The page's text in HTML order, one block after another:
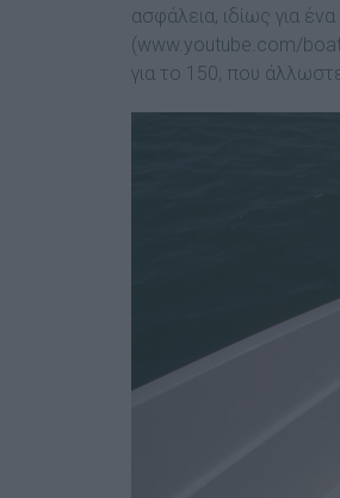
ασφάλεια, ιδίως για
(www.youtube.com/
για το 150, που